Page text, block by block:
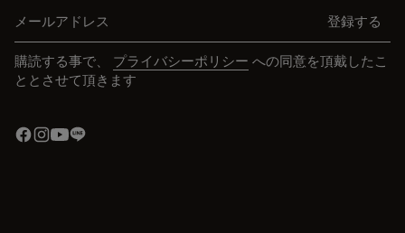
登録する
購読する事で、 プライバシーポリシー への同意を頂戴したこ
ととさせて頂きます